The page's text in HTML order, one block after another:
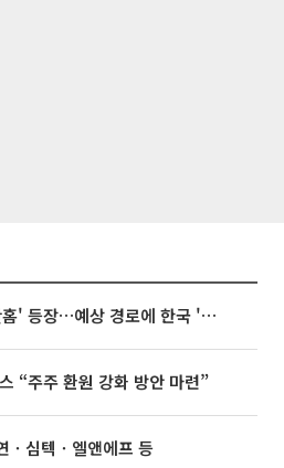
태풍 '돌핀' 이어 '찬홈' 등장…예상 경로에 한국 '한숨'
“주주 환원 강화 방안 마련”
ㆍ심텍ㆍ엘앤에프 등